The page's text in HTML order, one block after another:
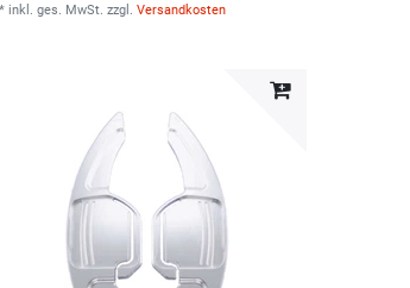
* inkl. ges. MwSt. zzgl.Versandkosten